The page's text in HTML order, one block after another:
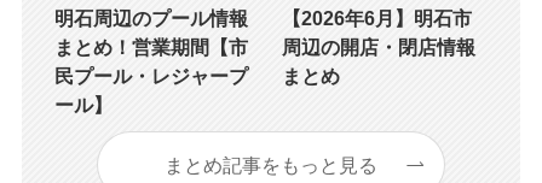
明石周辺のプール情報
まとめ！営業期間【市
民プール・レジャープ
ール】
【2026年6月】明石市
周辺の開店・閉店情報
まとめ
まとめ記事をもっと見る